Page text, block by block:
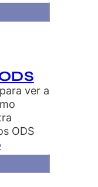
ver a
ODS